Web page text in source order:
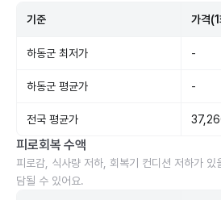
기준 가격
하동군 최저가 -
하동군 평균가 -
전국 평균가
피로회복 수액
피로감, 식사량 저하, 회복기 컨디션 저하가
담될 수 있어요.